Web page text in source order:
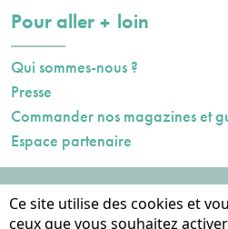
Pour aller plusloin
Qui sommes-nous ?
Presse
Commander nos magazines et
Espace partenaire
Données
Ce site utilise des cookies et
ceux que vous souhaitez activer